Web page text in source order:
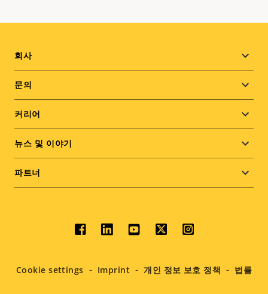
Footer
menu
회사
문의
커리어
뉴스 및 이야기
파트너
Social
menu
Cookie settings Imprint 개인 정보 보호 정책 법률